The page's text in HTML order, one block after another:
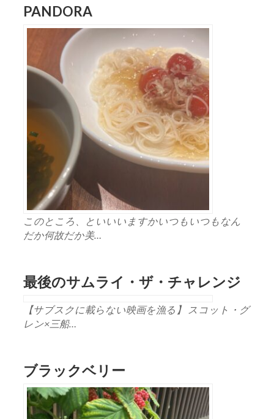
PANDORA
このところ、といいいますかいつもいつもなん
だか何故だか美…
最後のサムライ・ザ・チャレンジ
【サブスクに載らない映画を漁る】 スコット・グ
レン×三船…
ブラックベリー